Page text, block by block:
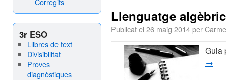
Corregits
3r ESO
Llibres de text
Divisibilitat
Proves
diagnòstiques
Llenguatge algèbric
Publicat el 26 maig 2014per
Guia
→